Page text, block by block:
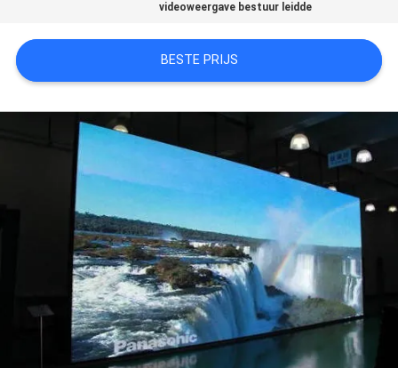
videoweergave bestuur leidde
BESTE PRIJS